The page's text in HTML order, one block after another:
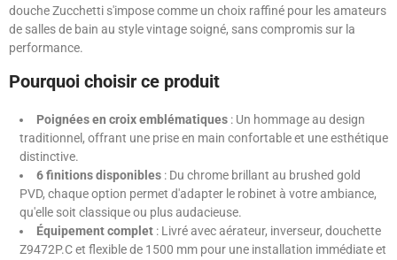
douche Zucchetti s'impose comme un choix raffiné pour les amateurs
de salles de bain au style vintage soigné, sans compromis sur la
performance.
Pourquoi choisir ce produit
Poignées en croix emblématiques : Un hommage au design
traditionnel, offrant une prise en main confortable et une esthétique
distinctive.
6 finitions disponibles : Du chrome brillant au brushed gold
PVD, chaque option permet d'adapter le robinet à votre ambiance,
qu'elle soit classique ou plus audacieuse.
Équipement complet : Livré avec aérateur, inverseur, douchette
Z9472P.C et flexible de 1500 mm pour une installation immédiate et